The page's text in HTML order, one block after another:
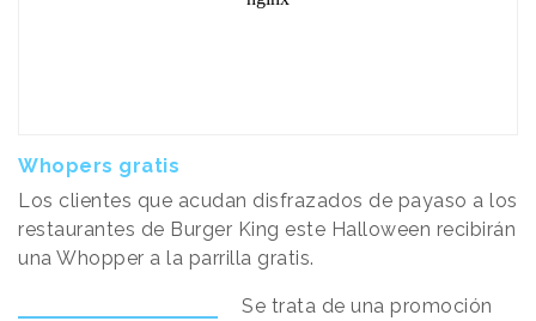
Whopers gratis
Los clientes que acudan disfrazados de payaso a los
restaurantes de Burger King este Halloween recibirán
una Whopper a la parrilla gratis.
Se trata de una promoción